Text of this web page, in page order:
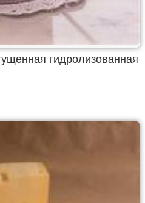
гидролизованная